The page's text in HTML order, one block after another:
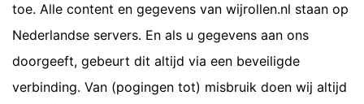
toe. Alle content en gegevens van wijrollen.nl staan op
Nederlandse servers. En als u gegevens aan ons
doorgeeft, gebeurt dit altijd via een beveiligde
verbinding. Van (pogingen tot) misbruik doen wij altijd